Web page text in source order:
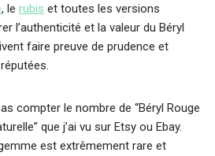
, le rubis et toutes les versions
l’authenticité et la valeur du Béryl
faire preuve de prudence et
compter le nombre de “Béryl Rouge
que j’ai vu sur Etsy ou Ebay.
est extrêmement rare et